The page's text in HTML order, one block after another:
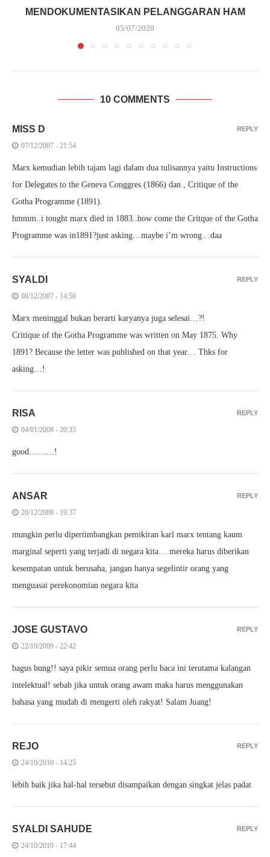
MENDOKUMENTASIKAN PELANGGARAN HAM
05/07/2020
10 COMMENTS
MISS D
07/12/2007 - 21:54
Marx kemudian lebih tajam lagi dalam dua tulisannya yaitu Instructions
for Delegates to the Geneva Conggres (1866) dan , Critique of the
Gotha Programme (1891).
hmmm..i tought marx died in 1883..how come the Critque of the Gotha
Programme was in1891?just asking…maybe i’m wrong…daa
REPLY
SYALDI
08/12/2007 - 14:50
Marx meninggal bukan berarti karyanya juga selesai…?!
Critique of the Gotha Programme was written on May 1875. Why
1891? Because the letter was published on that year… Thks for
asking…!
REPLY
RISA
04/01/2008 - 20:35
good………!
REPLY
ANSAR
20/12/2008 - 19:37
mungkin perlu dipertimbangkan pemikiran karl marx tentang kaum
marginal seperti yang terjadi di negara kita… mereka harus diberikan
kesempatan untuk berusaha, jangan hanya segelintir orang yang
menguasai perekonomian negara kita
REPLY
JOSE GUSTAVO
22/10/2009 - 22:42
bagus bung!! saya pikir semua orang perlu baca ini terutama kalangan
intelektual! sebab jika untuk orang awam maka harus menggunakan
bahasa yang mudah di mengerti oleh rakyat! Salam Juang!
REPLY
REJO
24/10/2010 - 14:25
lebih baik jika hal-hal tersebut disampaikan dengan singkat jelas padat
REPLY
SYALDI SAHUDE
24/10/2010 - 17:44
REPLY